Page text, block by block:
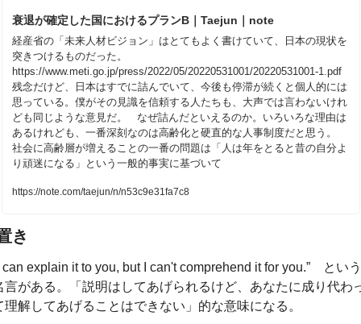
衰退が確定した国におけるプランB｜Taejun｜note
経産省の「未来人材ビジョン」はとてもよく書けていて、日本の現状を
突きつけるものだった。
https://www.meti.go.jp/press/2022/05/20220531001/20220531001-1.pdf
残念だけど、日本はすでに詰んでいて、今後も停滞が続くと個人的には
思っている。僕がその見識を信頼する人たちも、大声では言わないけれ
ども同じような意見だ。   なぜ詰んだといえるのか。いろいろな理由は
あるけれども、一番深刻なのは高齢化と硬直的な人事制度だと思う。
社会に高齢層が増えることの一番の問題は「人は年をとると昔の自分よ
り頑迷になる」という一般的事実に基づいて
https://note.com/taejun/n/n53c9e31fa7c8
き
can explain it to you, but I can't comprehend it for you.”　という
言がある。「説明はしてあげられるけど、あなたに成り代わ
理解してあげることはできない」的な意味になる。